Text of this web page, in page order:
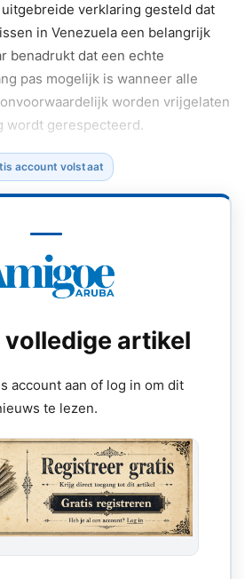
verklaring gesteld dat
in Venezuela een belangrijk
benadrukt dat een echte
pas mogelijk is wanneer alle
worden vrijgelaten
wordt gerespecteerd.
de afwezigheid van degene die de
en die nu gerechtigheid
account volstaat
volledige artikel
account aan of log in om dit
te lezen.